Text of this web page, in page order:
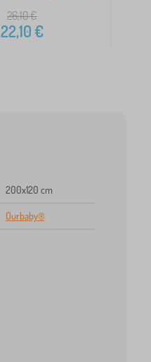
26,10€
22,10€
200x120 cm
Ourbaby®